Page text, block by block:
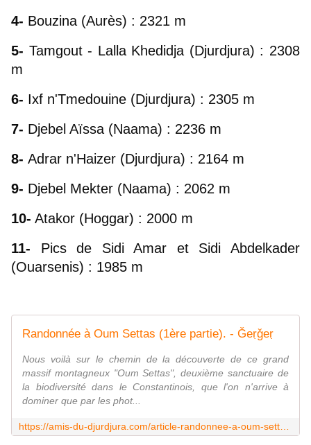
4- Bouzina (Aurès) : 2321 m
5- Tamgout - Lalla Khedidja (Djurdjura) : 2308
m
6- Ixf n'Tmedouine (Djurdjura) : 2305 m
7- Djebel Aïssa (Naama) : 2236 m
8- Adrar n'Haizer (Djurdjura) : 2164 m
9- Djebel Mekter (Naama) : 2062 m
10- Atakor (Hoggar) : 2000 m
11- Pics de Sidi Amar et Sidi Abdelkader
(Ouarsenis) : 1985 m
Randonnée à Oum Settas (1ère partie). - Ǧeṛǧeṛ
Nous voilà sur le chemin de la découverte de ce grand
massif montagneux "Oum Settas", deuxième sanctuaire de
la biodiversité dans le Constantinois, que l'on n'arrive à
dominer que par les phot...